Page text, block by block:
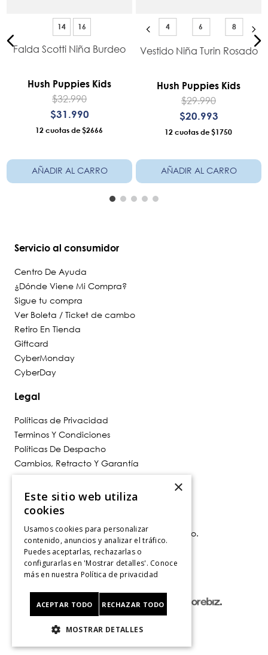
14 16
Falda Scotti Niña Burdeo
Hush Puppies Kids
$32.990
$31 .990
12 $2666
AÑADIR AL CARRO
4 6 8
Vestido Niña Turin Rosado
Hush Puppies Kids
$29.990
$20.993
12 $1750
AÑADIR AL CARRO
Contáctanos
Av. Las Condes 11281, Las Condes, Santiago.
Santiago, Chile
Tiendas.
Servicio al consumidor
Centro De Ayuda
¿Dónde Viene Mi Compra?
Sigue tu compra
Ver Boleta / Ticket de cambo
Retiro En Tienda
Giftcard
CyberMonday
CyberDay
Legal
Políticas de Privacidad
Terminos Y Condiciones
Políticas De Despacho
Cambios, Retracto Y Garantía
Política de Privacidad de Marketing
×
Este sitio web utiliza
cookies
Usamos cookies para personalizar
contenido, anuncios y analizar el tráfico.
Puedes aceptarlas, rechazarlas o
configurarlas en 'Mostrar detalles'. Conoce
más en nuestra Política de privacidad
ACEPTAR TODO RECHAZAR TODO
MOSTRAR DETALLES